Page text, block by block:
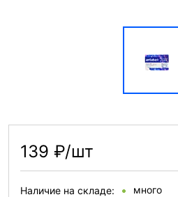
139 ₽/шт
Наличие на складе: много